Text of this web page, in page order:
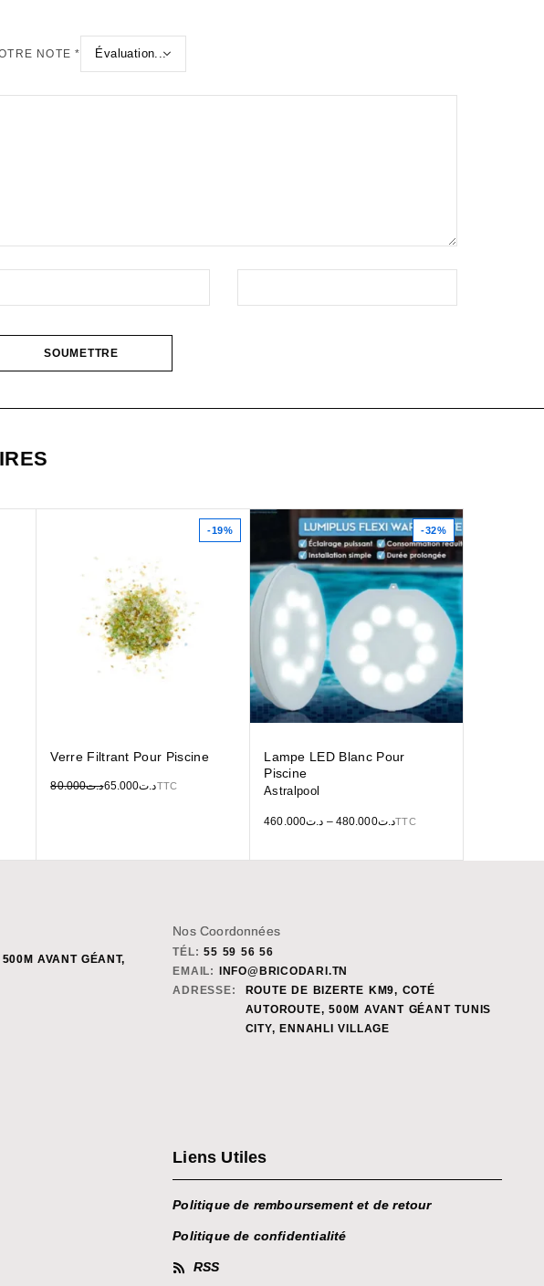
NOTE*
-19%
Verre Filtrant Pour Piscine
د.ت80.000 د.ت65.000 TTC
-32%
Lampe LED Blanc Pour
Piscine
Astralpool
د.ت460.000 – د.ت480.000 TTC
AVANT GÉANT,
Nos Coordonnées
TÉL: 55 59 56 56
EMAIL:
INFO@BRICODARI.TN
ADRESSE:
ROUTE DE BIZERTE KM9, COTÉ
AUTOROUTE, 500M AVANT GÉANT TUNIS
CITY, ENNAHLI VILLAGE
Liens Utiles
Politique de remboursement et de retour
Politique de confidentialité
RSS